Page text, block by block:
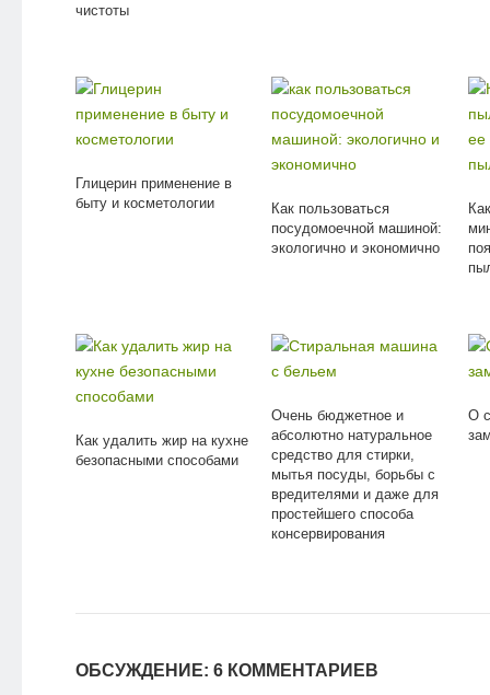
чистоты
Глицерин применение в
быту и косметологии
Как пользоваться
посудомоечной машиной:
экологично и экономично
Как удалить жир на кухне
безопасными способами
Очень бюджетное и
абсолютно натуральное
средство для стирки,
мытья посуды, борьбы с
вредителями и даже для
простейшего способа
консервирования
О
ОБСУЖДЕНИЕ: 6 КОММЕНТАРИЕВ